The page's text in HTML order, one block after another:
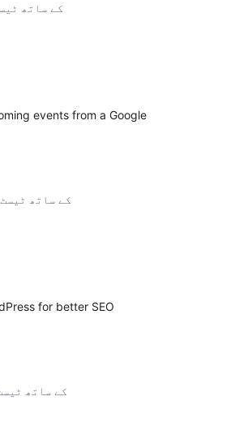
7.0.3 کے ساتھ
events from a Google
4.0.38 کے ساتھ
for better SEO
3.7.41 کے ساتھ